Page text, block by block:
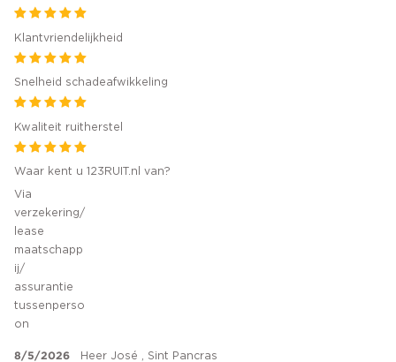
Klantvriendelijkheid
Snelheid schadeafwikkeling
Kwaliteit ruitherstel
Waar kent u 123RUIT.nl van?
Via
verzekering/
lease
maatschapp
ij/
assurantie
tussenperso
on
8/5/2026 Heer José , Sint Pancras